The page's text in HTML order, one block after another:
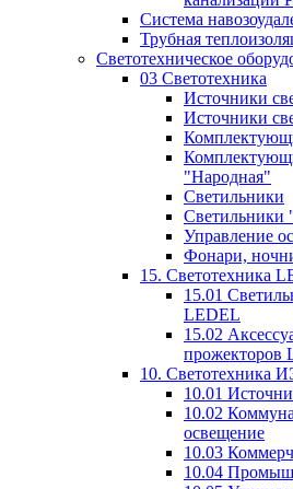
Система
Трубная
Светотехническое
03 Светотехника
Источники
Источники
"Народная"
Светильники
Светильники
Управление
Фонари,
15. Светотехника
15.01
LEDEL
15.02
прожекторов
10. Светотехника
10.01
10.02
освещение
10.03
10.04